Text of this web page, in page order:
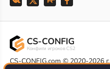
CS-CONFIG
Конфиги игроков CS2
CS-CONFIG.com © 2020-2026 г.